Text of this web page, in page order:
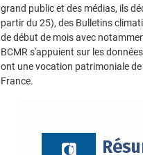
grand public et des médias, ils
partir du 25), des Bulletins
de début de mois avec
BCMR s'appuient sur les
ont une vocation patrimoniale
France.